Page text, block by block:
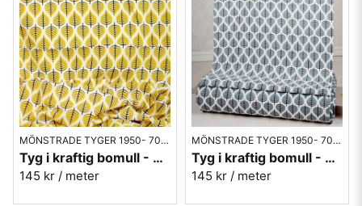
MÖNSTRADE TYGER 1950- 70-TAL
Tyg i kraftig bomull - Björk singlar - gul
145 kr / meter
MÖNSTRADE TYGER 1950- 70-TAL
Tyg i kraftig bomull - Björk singlar - grå
145 kr / meter